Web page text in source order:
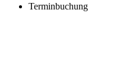
Terminbuchung